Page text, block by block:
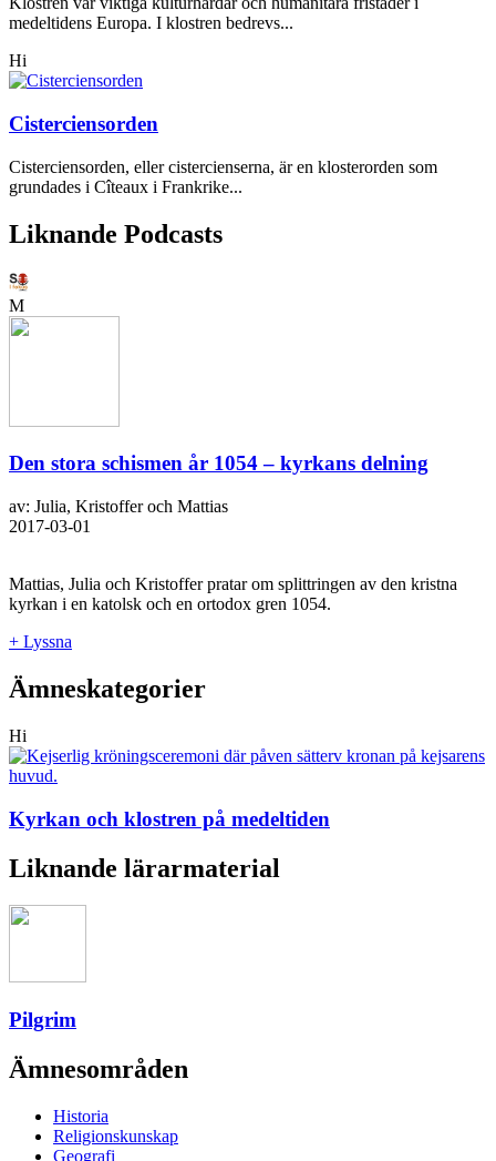
medeltidens Europa. I klostren bedrevs...
Hi
Cisterciensorden
Cisterciensorden, eller cistercienserna, är en klosterorden som
grundades i Cîteaux i Frankrike...
Liknande Podcasts
M
Den stora schismen år 1054 – kyrkans delning
av: Julia, Kristoffer och Mattias
2017-03-01
Mattias, Julia och Kristoffer pratar om splittringen av den kristna
kyrkan i en katolsk och en ortodox gren 1054.
+ Lyssna
Ämneskategorier
Hi
Kyrkan och klostren på medeltiden
Liknande lärarmaterial
Pilgrim
Ämnesområden
Historia
Religionskunskap
Geografi